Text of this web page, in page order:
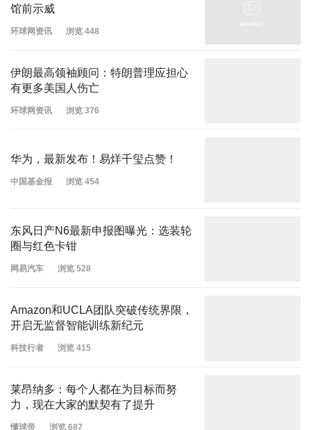
馆前示威
环球网资讯 浏览 448
伊朗最高领袖顾问：特朗普理应担心
有更多美国人伤亡
环球网资讯 浏览 376
华为，最新发布！易烊千玺点赞！
中国基金报 浏览 454
东风日产N6最新申报图曝光：选装轮
圈与红色卡钳
网易汽车 浏览 528
Amazon和UCLA团队突破传统界限，
开启无监督智能训练新纪元
科技行者 浏览 415
莱昂纳多：每个人都在为目标而努
力，现在大家的默契有了提升
懂球帝 浏览 687